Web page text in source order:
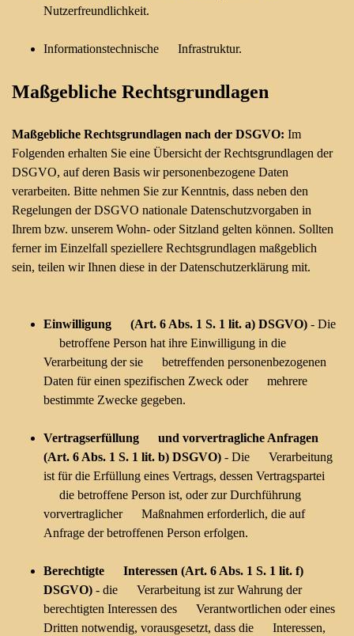
Nutzerfreundlichkeit.
Informationstechnische Infrastruktur.
Maßgebliche Rechtsgrundlagen
Maßgebliche Rechtsgrundlagen nach der DSGVO: Im
Folgenden erhalten Sie eine Übersicht der Rechtsgrundlagen der
DSGVO, auf deren Basis wir personenbezogene Daten
verarbeiten. Bitte nehmen Sie zur Kenntnis, dass neben den
Regelungen der DSGVO nationale Datenschutzvorgaben in
Ihrem bzw. unserem Wohn- oder Sitzland gelten können. Sollten
ferner im Einzelfall speziellere Rechtsgrundlagen maßgeblich
sein, teilen wir Ihnen diese in der Datenschutzerklärung mit.
Einwilligung (Art. 6 Abs. 1 S. 1 lit. a) DSGVO) - Die
betroffene Person hat ihre Einwilligung in die
Verarbeitung der sie betreffenden personenbezogenen
Daten für einen spezifischen Zweck oder mehrere
bestimmte Zwecke gegeben.
Vertragserfüllung und vorvertragliche Anfragen
(Art. 6 Abs. 1 S. 1 lit. b) DSGVO) - Die Verarbeitung
ist für die Erfüllung eines Vertrags, dessen Vertragspartei
die betroffene Person ist, oder zur Durchführung
vorvertraglicher Maßnahmen erforderlich, die auf
Anfrage der betroffenen Person erfolgen.
Berechtigte Interessen (Art. 6 Abs. 1 S. 1 lit. f)
DSGVO) - die Verarbeitung ist zur Wahrung der
berechtigten Interessen des Verantwortlichen oder eines
Dritten notwendig, vorausgesetzt, dass die Interessen,